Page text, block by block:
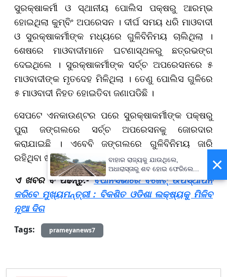
ସୁରକ୍ଷାକର୍ମୀ ଓ ସ୍ଥାନୀୟ ପୋଲିସ ପକ୍ଷରୁ ଆରମ୍ଭ
ହୋଇଥିଲା କୁମ୍ବିଂ ଅପରେସନ । ଦୀର୍ଘ ସମୟ ଧରି ମାଓବାଦୀ
ଓ ସୁରକ୍ଷାକର୍ମୀଙ୍କ ମଧ୍ୟରେ ଗୁଳିବିନିମୟ ଚାଲିଥିଲା ।
ଶେଷରେ ମାଓବାଦୀମାନେ ଘଟଣାସ୍ଥଳରୁ ଛତ୍ରଭଙ୍ଗ
ଦେଇଥିଲେ । ସୁରକ୍ଷାକର୍ମୀଙ୍କ ସର୍ଚ୍ଚ ଅପରେସନରେ ୫
ମାଓବାଦୀଙ୍କ ମୃତଦେହ ମିଳିଥିଲା । ତେଣୁ ପୋଲିସ ଗୁଳିରେ
୫ ମାଓବାଦୀ ନିହତ ହୋଇତିବା ଜଣାପଡିଛି ।
ସେପଟେ ଏନକାଉଣ୍ଟର ପରେ ସୁରକ୍ଷାକର୍ମୀଙ୍କ ପକ୍ଷରୁ
ପୁରା ଜଙ୍ଗଲରେ ସର୍ଚ୍ଚ ଅପରେସନକୁ ଜୋରଦାର
କରାଯାଇଛି । ଏବେବି ଜଙ୍ଗଲରେ ଗୁଳିବିନିମୟ ଜାରି
ରହିଥିବା ଖବର ମିଳିଛି ।
ଏ ଖବର ବି ପଢନ୍ତୁ:-ବିଧାନସଭାରେ ବଜେଟ୍ ଉପସ୍ଥାପନ
କରିବେ ମୁଖ୍ୟମନ୍ତ୍ରୀ : ବିକଶିତ ଓଡିଶା ଲକ୍ଷ୍ୟକୁ ମିଳିବ
ନୂଆ ଦିଗ
Tags: prameyanews7
×
ବାହାର ରାଜ୍ୟକୁ ଯାଉଥିଲେ,
ଅଧାରାସ୍ତାରୁ ଶବ ହୋଇ ଫେରିଲେ...